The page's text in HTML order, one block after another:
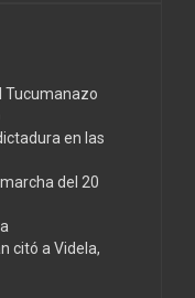
Tucumanazo
en las
del 20
citó a Videla,